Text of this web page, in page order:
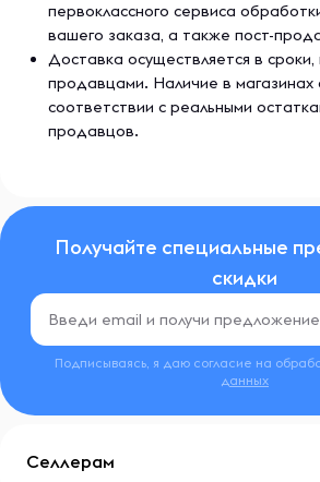
первоклассного сервиса
вашего заказа, а также пост-
Доставка осуществляется в
продавцами. Наличие в
соответствии с реальными
продавцов.
Получайте специальные
скидки
Подписываясь, я даю согласие на
данных
Селлерам